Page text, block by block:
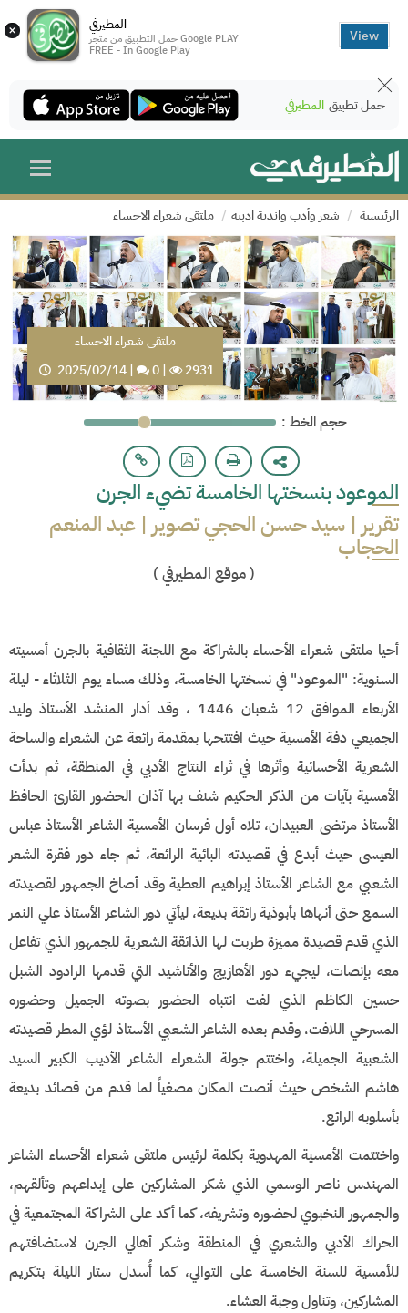
× المطيرفي
حمل التطبيق من متجر Google PLAY
FREE - In Google Play
View
حمل تطبيق المطيرفي
الرئيسية شعر وأدب واندية ادبيه ملتقى شعراء الاحساء
ملتقى شعراء الاحساء
2025/02/14| 0| 2931
: حجم الخط
الموعود بنسختها الخامسة تضيء الجرن
تقرير | سيد حسن الحجي تصوير | عبد المنعم
الحجاب
(موقع المطيرفي)
أحيا ملتقى شعراء الأحساء بالشراكة مع اللجنة الثقافية بالجرن أمسيته
السنوية: "الموعود" في نسختها الخامسة، وذلك مساء يوم الثلاثاء - ليلة
الأربعاء الموافق 12 شعبان 1446 ، وقد أدار المنشد الأستاذ وليد
الجميعي دفة الأمسية حيث افتتحها بمقدمة رائعة عن الشعراء والساحة
الشعرية الأحسائية وأثرها في ثراء النتاج الأدبي في المنطقة، ثم بدأت
الأمسية بآيات من الذكر الحكيم شنف بها آذان الحضور القارئ الحافظ
الأستاذ مرتضى العبيدان، تلاه أول فرسان الأمسية الشاعر الأستاذ عباس
العيسى حيث أبدع في قصيدته البائية الرائعة، ثم جاء دور فقرة الشعر
الشعبي مع الشاعر الأستاذ إبراهيم العطية وقد أصاخ الجمهور لقصيدته
السمع حتى أنهاها بأبوذية رائقة بديعة، ليأتي دور الشاعر الأستاذ علي النمر
الذي قدم قصيدة مميزة طربت لها الذائقة الشعرية للجمهور الذي تفاعل
معه بإنصات، ليجيء دور الأهازيج والأناشيد التي قدمها الرادود الشبل
حسين الكاظم الذي لفت انتباه الحضور بصوته الجميل وحضوره
المسرحي اللافت، وقدم بعده الشاعر الشعبي الأستاذ لؤي المطر قصيدته
الشعبية الجميلة، واختتم جولة الشعراء الشاعر الأديب الكبير السيد
هاشم الشخص حيث أنصت المكان مصغياً لما قدم من قصائد بديعة
بأسلوبه الرائع.
واختتمت الأمسية المهدوية بكلمة لرئيس ملتقى شعراء الأحساء الشاعر
المهندس ناصر الوسمي الذي شكر المشاركين على إبداعهم وتألقهم،
والجمهور النخبوي لحضوره وتشريفه، كما أكد على الشراكة المجتمعية في
الحراك الأدبي والشعري في المنطقة وشكر أهالي الجرن لاستضافتهم
للأمسية للسنة الخامسة على التوالي، كما أُسدل ستار الليلة بتكريم
المشاركين، وتناول وجبة العشاء.